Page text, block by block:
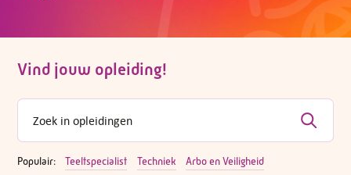
Vind jouw opleiding!
Populair: Teeltspecialist Techniek Arbo en Veiligheid